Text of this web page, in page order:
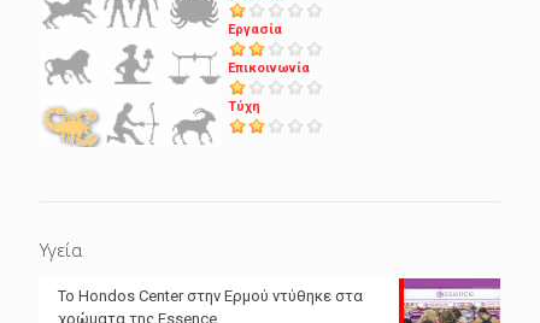
Εργασία
Επικοινωνία
Τύχη
Υγεία
Το Hondos Center στην Ερμού ντύθηκε στα
χρώματα της Essence